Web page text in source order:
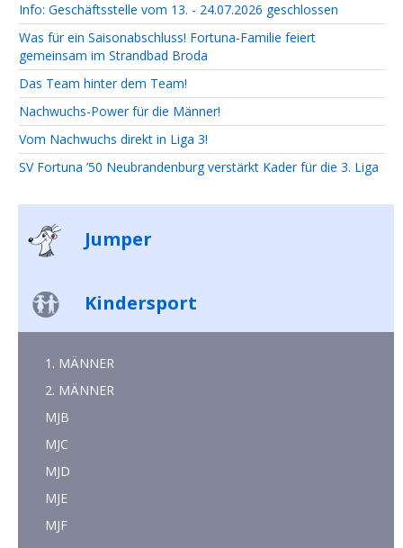
Info: Geschäftsstelle vom 13. - 24.07.2026 geschlossen
Was für ein Saisonabschluss! Fortuna-Familie feiert
gemeinsam im Strandbad Broda
Das Team hinter dem Team!
Nachwuchs-Power für die Männer!
Vom Nachwuchs direkt in Liga 3!
SV Fortuna ’50 Neubrandenburg verstärkt Kader für die 3. Liga
Jumper
Kindersport
1. MÄNNER
2. MÄNNER
MJB
MJC
MJD
MJE
MJF